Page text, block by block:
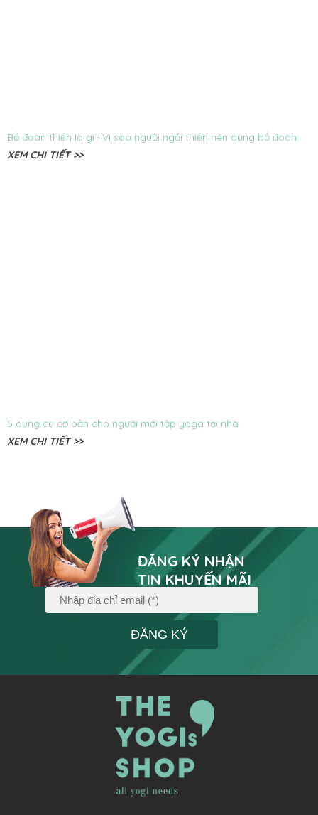
Bồ đoàn thiền là gì? Vì sao người ngồi thiền nên dùng bồ đoàn
XEM CHI TIẾT >>
5 dụng cụ cơ bản cho người mới tập yoga tại nhà
XEM CHI TIẾT >>
ĐĂNG KÝ NHẬN
TIN KHUYẾN MÃI
ĐĂNG KÝ